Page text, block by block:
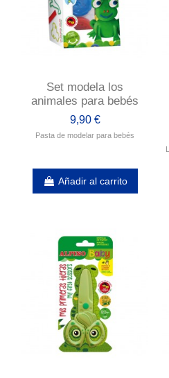
Set modela los
animales para bebés
9,90 €
Pasta de modelar para bebés
Añadir al carrito